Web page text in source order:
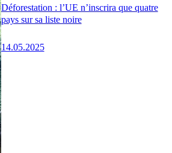
Déforestation : l’UE n’inscrira que quatre
pays sur sa liste noire
14.05.2025